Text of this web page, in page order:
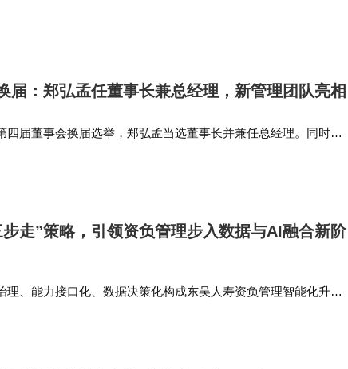
需要…
届：郑弘孟任董事长兼总经理，新管理团队亮相
四届董事会换届选举，郑弘孟当选董事长并兼任总经理。同时，
走”策略，引领资负管理步入数据与AI融合新阶
理、能力接口化、数据决策化构成东吴人寿资负管理智能化升级